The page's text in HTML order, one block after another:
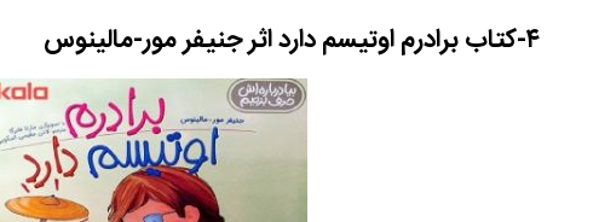
۴-کتاب برادرم اوتیسم دارد اثر جنیفر مور-مالینوس